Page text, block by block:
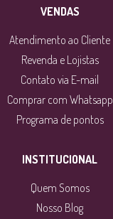
VENDAS
Atendimento ao Cliente
Revenda e Lojistas
Contato via E-mail
Comprar com Whatsapp
Programa de pontos
INSTITUCIONAL
Quem Somos
Nosso Blog